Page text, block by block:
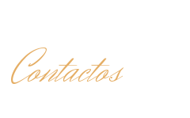
Contactos